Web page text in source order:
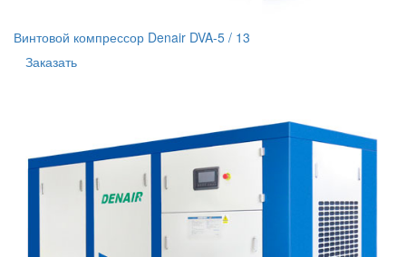
Винтовой компрессор Denair DVA-5 / 13
Заказать